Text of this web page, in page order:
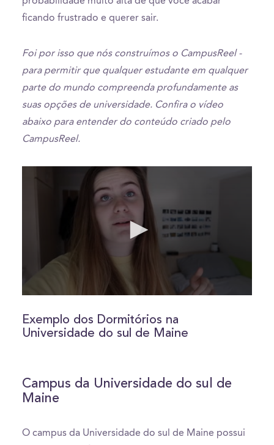
ficando frustrado e querer sair.
Foi por isso que nós construímos o CampusReel -
para permitir que qualquer estudante em qualquer
parte do mundo compreenda profundamente as
suas opções de universidade. Confira o vídeo
abaixo para entender do conteúdo criado pelo
CampusReel.
of
10
minutes,
Exemplo dos Dormitórios na
Universidade do sul de Maine
Campus da Universidade do sul de
Maine
O campus da Universidade do sul de Maine possui